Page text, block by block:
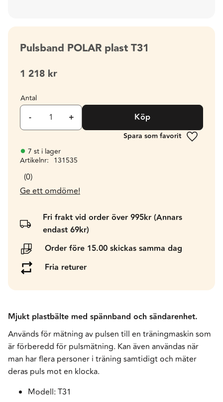
Pulsband POLAR plast T31
1 218 kr
Antal
+
- Köp
Lägg till
7 st i lager
Artikelnr
131535
0
Ge ett omdöme!
Fri frakt vid order över 995kr (Annars
endast 69kr)
Order före 15.00 skickas samma dag
Fria returer
Mjukt plastbälte med spännband och sändarenhet.
Används för mätning av pulsen till en träningmaskin som
är förberedd för pulsmätning. Kan även användas när
man har flera personer i träning samtidigt och mäter
deras puls mot en klocka.
Modell: T31